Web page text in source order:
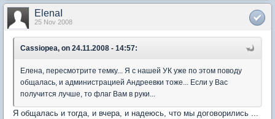
ElenaI
25 Nov 2008
Cassiopea, on 24.11.2008 - 14:57:
Елена, пересмотрите темку... Я с нашей УК уже по этом поводу
общалась, и администрацией Андреевки тоже... Если у Вас
получится лучше, то флаг Вам в руки...
Я общалась и тогда, и вчера, и надеюсь, что мы договорились ...